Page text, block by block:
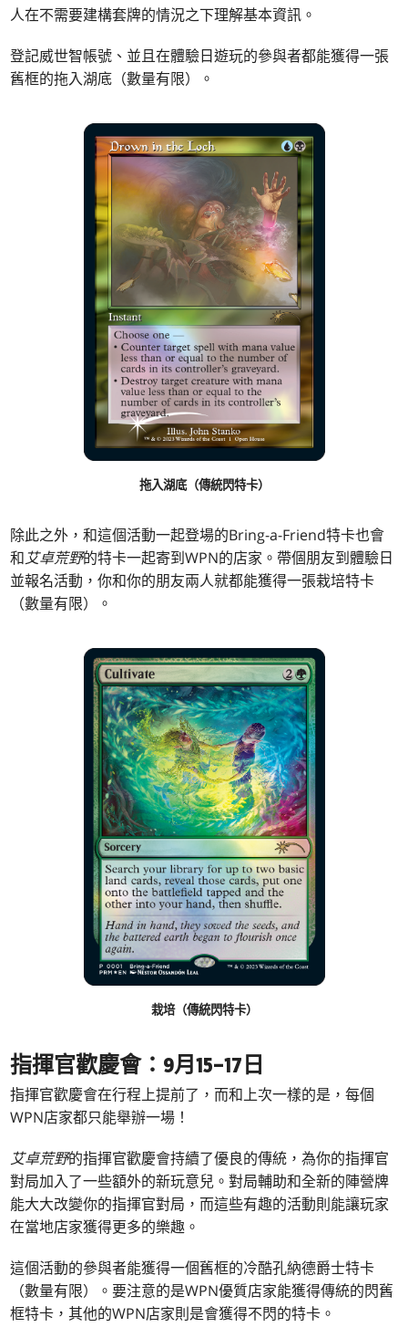
人在不需要建構套牌的情況之下理解基本資訊。
登記威世智帳號、並且在體驗日遊玩的參與者都能獲得一張
舊框的拖入湖底（數量有限）。
拖入湖底（傳統閃特卡）
除此之外，和這個活動一起登場的Bring-a-Friend特卡也會
和艾卓荒野的特卡一起寄到WPN的店家。帶個朋友到體驗日
並報名活動，你和你的朋友兩人就都能獲得一張栽培特卡
（數量有限）。
栽培（傳統閃特卡）
指揮官歡慶會：9月15–17日
指揮官歡慶會在行程上提前了，而和上次一樣的是，每個
WPN店家都只能舉辦一場！
艾卓荒野的指揮官歡慶會持續了優良的傳統，為你的指揮官
對局加入了一些額外的新玩意兒。對局輔助和全新的陣營牌
能大大改變你的指揮官對局，而這些有趣的活動則能讓玩家
在當地店家獲得更多的樂趣。
這個活動的參與者能獲得一個舊框的冷酷孔納德爵士特卡
（數量有限）。要注意的是WPN優質店家能獲得傳統的閃舊
框特卡，其他的WPN店家則是會獲得不閃的特卡。